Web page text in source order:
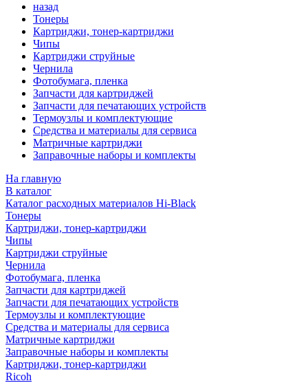
назад
Тонеры
Картриджи, тонер-картриджи
Чипы
Картриджи струйные
Чернила
Фотобумага, пленка
Запчасти для картриджей
Запчасти для печатающих устройств
Термоузлы и комплектующие
Средства и материалы для сервиса
Матричные картриджи
Заправочные наборы и комплекты
На главную
В каталог
Каталог расходных материалов Hi-Black
Тонеры
Картриджи, тонер-картриджи
Чипы
Картриджи струйные
Чернила
Фотобумага, пленка
Запчасти для картриджей
Запчасти для печатающих устройств
Термоузлы и комплектующие
Средства и материалы для сервиса
Матричные картриджи
Заправочные наборы и комплекты
Картриджи, тонер-картриджи
Ricoh